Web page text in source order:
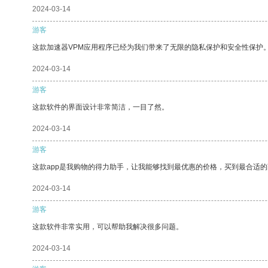
2024-03-14
游客
这款加速器VPM应用程序已经为我们带来了无限的隐私保护和安全性保护。
2024-03-14
游客
这款软件的界面设计非常简洁，一目了然。
2024-03-14
游客
这款app是我购物的得力助手，让我能够找到最优惠的价格，买到最合适的
2024-03-14
游客
这款软件非常实用，可以帮助我解决很多问题。
2024-03-14